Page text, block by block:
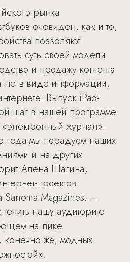
рынка
очевиден, как и то,
позволяют
суть своей модели
и продажу контента
не в виде информации,
Выпуск iPad-
шаг в нашей программе
«электронный журнал».
года мы порадуем наших
и на других
Алена Шагина,
проектов
Magazines. –
нашу аудиторию
на пике
конечно же, модных